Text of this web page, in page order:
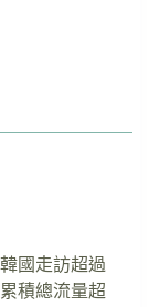
國走訪超過
積總流量超